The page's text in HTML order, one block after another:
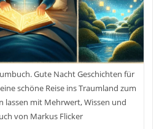
Gute Nacht Geschichten für
schöne Reise ins Traumland zum
lassen mit Mehrwert, Wissen und
von Markus Flicker